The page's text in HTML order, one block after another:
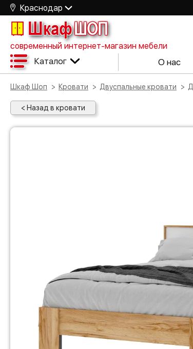
Краснодар
ШкафШОП
современный интернет-магазин мебели
Каталог О нас
Шкаф Шоп Кровати Двуспальные кровати
< Назад в кровати